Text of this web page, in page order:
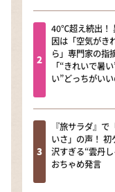
ポツンと一軒家
ザキ山小屋本館
ぺこぱのまる
アナ回覧板
40℃超え続出！
因は「空気がき
ら」専門家の指
「“きれいで暑
い”どっちがいい
『旅サラダ』で
いさ」の声！
沢すぎる“雲丹
おちゃめ発言